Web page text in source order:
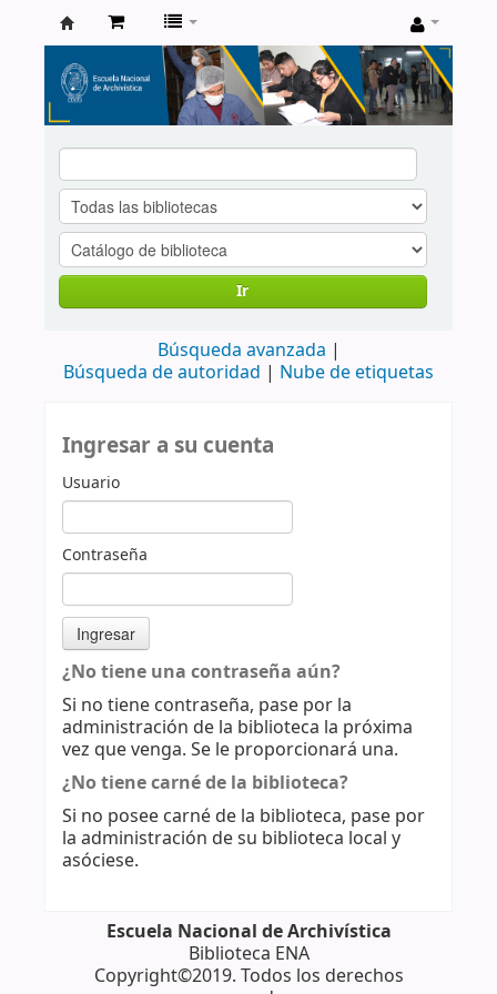
Catálogo
de
Biblioteca
ENA
Ir
Búsqueda avanzada
Búsqueda de autoridad
Nube de etiquetas
Ingresar a su cuenta
Usuario
Contraseña
¿No tiene una contraseña aún?
Si no tiene contraseña, pase por la
administración de la biblioteca la próxima
vez que venga. Se le proporcionará una.
¿No tiene carné de la biblioteca?
Si no posee carné de la biblioteca, pase por
la administración de su biblioteca local y
asóciese.
Escuela Nacional de Archivística
Biblioteca ENA
Copyright©2019. Todos los derechos